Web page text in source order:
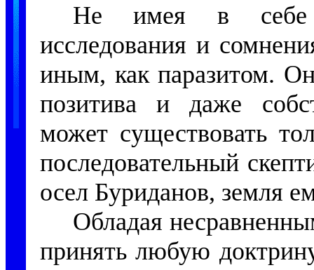
Не имея в себе
исследования и
иным, как паразитом.
позитива и даже
может существовать
последовательный
осел Буриданов, земля
Обладая
принять любую